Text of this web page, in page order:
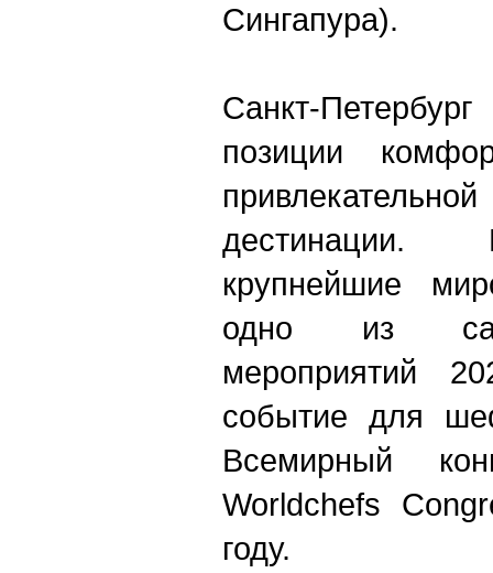
Сингапура).
Санкт-
позиции
дестинации.
крупнейшие
одно из
мероприятий
событие для
Всемирный
Worldchefs
году.